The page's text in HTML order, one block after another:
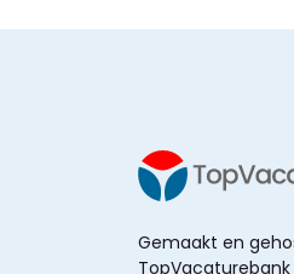
Gemaakt en